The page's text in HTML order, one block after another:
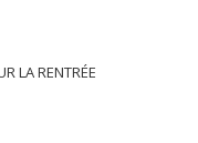
LA RENTRÉE